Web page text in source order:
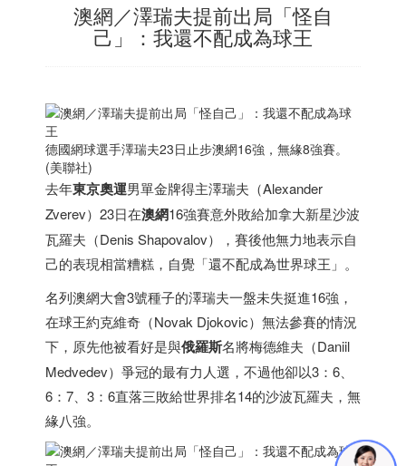
澳網／澤瑞夫提前出局「怪自
己」：我還不配成為球王
德國網球選手澤瑞夫23日止步澳網16強，無緣8強賽。
(美聯社)
去年東京奧運男單金牌得主澤瑞夫（Alexander
Zverev）23日在澳網16強賽意外敗給加拿大新星沙波
瓦羅夫（Denis Shapovalov），賽後他無力地表示自
己的表現相當糟糕，自覺「還不配成為世界球王」。
名列澳網大會3號種子的澤瑞夫一盤未失挺進16強，
在球王約克維奇（Novak Djokovic）無法參賽的情況
下，原先他被看好是與俄羅斯名將梅德維夫（Daniil
Medvedev）爭冠的最有力人選，不過他卻以3：6、
6：7、3：6直落三敗給世界排名14的沙波瓦羅夫，無
緣八強。